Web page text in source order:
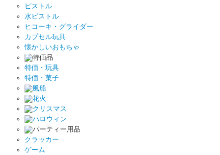
ピストル
水ピストル
ヒコーキ・グライダー
カプセル玩具
懐かしいおもちゃ
特価品
特価・玩具
特価・菓子
風船
花火
クリスマス
ハロウィン
パーティー用品
クラッカー
ゲーム